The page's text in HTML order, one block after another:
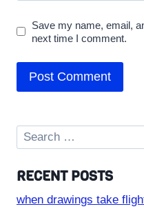
Save my name, email,
next time I comment.
Search
for:
RECENT POSTS
when drawings take